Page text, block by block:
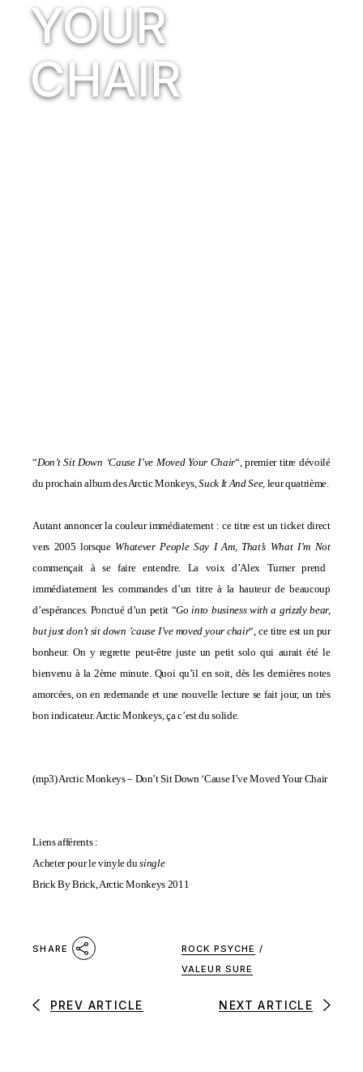
YOUR
CHAIR
“Don’t Sit Down ‘Cause I’ve Moved Your Chair“, premier titre dévoilé
du prochain album des Arctic Monkeys,Suck It And See, leur quatrième.
Autant annoncer la couleur immédiatement : ce titre est un ticket direct
vers 2005 lorsque Whatever People Say I Am, That’s What I’m Not
commençait à se faire entendre. La voix d’Alex Turner prend
immédiatement les commandes d’un titre à la hauteur de beaucoup
d’espérances. Ponctué d’un petit “Go into business with a grizzly bear,
but just don’t sit down ’cause I’ve moved your chair“, ce titre est un pur
bonheur.On y regrette peut-être juste un petit solo qui aurait été le
bienvenu à la 2ème minute. Quoi qu’il en soit, dès les dernières notes
amorcées, on en redemande et une nouvelle lecture se fait jour, un très
bon indicateur. Arctic Monkeys, ça c’est du solide.
(mp3)Arctic Monkeys – Don’t Sit Down ‘Cause I’ve Moved Your Chair
Liens afférents :
Acheter pour le vinyle dusingle
Brick By Brick, Arctic Monkeys 2011
SHARE ROCK PSYCHE /
VALEUR SURE
PREV ARTICLE NEXT ARTICLE